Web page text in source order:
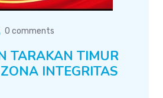
0 comments
TARAKAN TIMUR
INTEGRITAS